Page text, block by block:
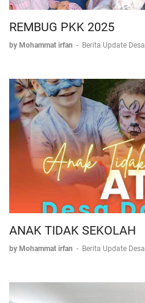
REMBUG PKK 2025
by Mohammat irfan - Berita Update Desa
ANAK TIDAK SEKOLAH
by Mohammat irfan - Berita Update Desa